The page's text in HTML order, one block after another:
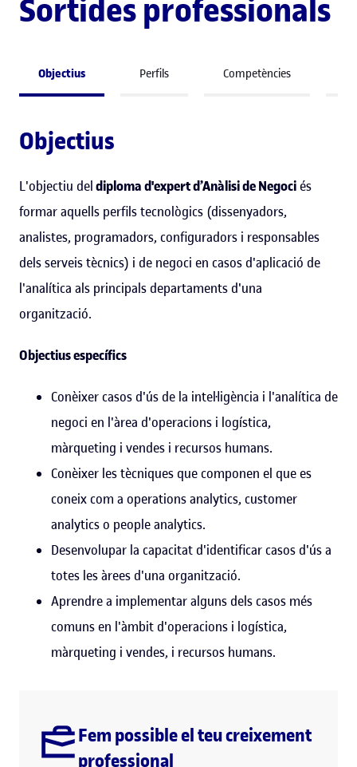
Sortides professionals
Objectius Perfils Competències
Objectius
L'objectiu deldiploma d'expert d’Anàlisi de Negociés
formar aquells perfils tecnològics (dissenyadors,
analistes, programadors, configuradors i responsables
dels serveis tècnics) i de negoci en casos d'aplicació de
l'analítica als principals departaments d'una
organització.
Objectius específics
Conèixer casos d'ús de la intel·ligència i l'analítica de
negoci en l'àrea d'operacions i logística,
màrqueting i vendes i recursos humans.
Conèixer les tècniques que componen el que es
coneix com a operations analytics, customer
analytics o people analytics.
Desenvolupar la capacitat d'identificar casos d'ús a
totes les àrees d'una organització.
Aprendre a implementar alguns dels casos més
comuns en l'àmbit d'operacions i logística,
màrqueting i vendes, i recursos humans.
Fem possible el teu creixement
professional